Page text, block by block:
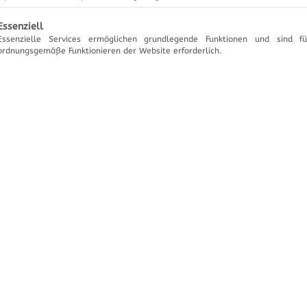
eine Liste der Service-Gruppen, für die eine Einwilligung
Services ermöglichen grundlegende Funktionen und sind
Funktionieren der Website erforderlich.